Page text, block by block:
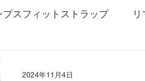
プスフィットストラップ
2024年11月4日